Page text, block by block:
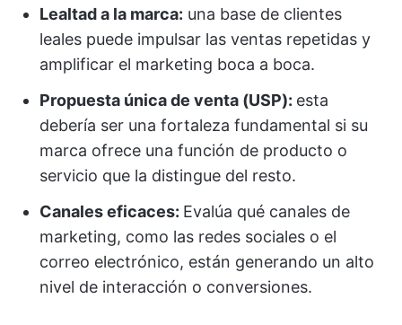
Lealtad a la marca: una base de clientes
leales puede impulsar las ventas repetidas y
amplificar el marketing boca a boca.
Propuesta única de venta (USP): esta
debería ser una fortaleza fundamental si su
marca ofrece una función de producto o
servicio que la distingue del resto.
Canales eficaces: Evalúa qué canales de
marketing, como las redes sociales o el
correo electrónico, están generando un alto
nivel de interacción o conversiones.